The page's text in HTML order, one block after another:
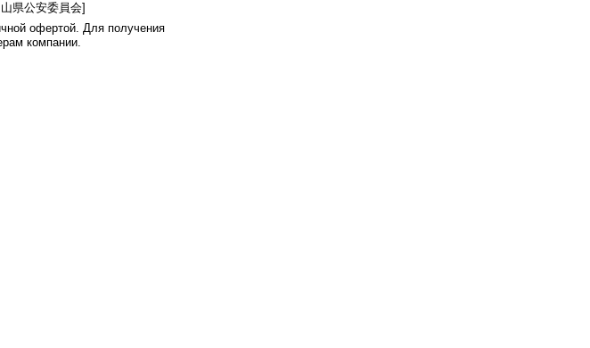
県公安委員会]
офертой. Для получения
компании.